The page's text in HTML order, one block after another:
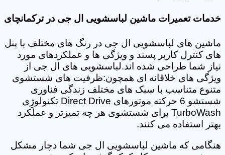
خدمات تعمیرات ماشین لباسشویی ال جی در ترکمانچای
ماشین های لباسشویی ال جی در رنگ های مختلف با پنل
های کنترل کاربر پسند و ویژگی ها و عملکردهای مورد
نیاز شما طراحی شده اند.لباسشویی های ال جی از
ویژگی های خلاقانه ای همچون:ظرفیت های شستشوی
متنوع متناسب با سبک های مختلف زندگی فناوری
شستشو 6 حرکته موتورهای Direct Drive تکنولوژِی
TurboWash برای شستشوی هر چه تمیزتر و عملکرد
بهتر استفاده می کنند.
هنگامی که ماشین لباسشویی ال جی شما دچار مشکل